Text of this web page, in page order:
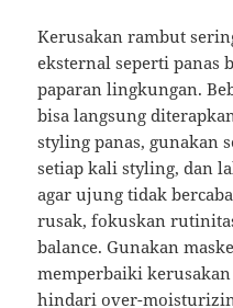
Kerusakan rambut
eksternal seperti panas
paparan lingkungan.
bisa langsung
styling panas, gunakan
setiap kali styling, dan
agar ujung tidak
rusak, fokuskan
balance. Gunakan
memperbaiki
hindari over-